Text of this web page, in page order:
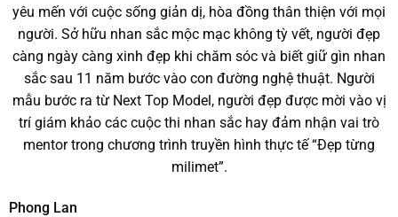
yêu mến với cuộc sống giản dị, hòa đồng thân thiện với mọi
người. Sở hữu nhan sắc mộc mạc không tỳ vết, người đẹp
càng ngày càng xinh đẹp khi chăm sóc và biết giữ gìn nhan
sắc sau 11 năm bước vào con đường nghệ thuật. Người
mẫu bước ra từ Next Top Model, người đẹp được mời vào vị
trí giám khảo các cuộc thi nhan sắc hay đảm nhận vai trò
mentor trong chương trình truyền hình thực tế “Đẹp từng
milimet”.
Phong Lan